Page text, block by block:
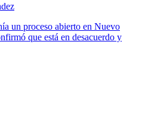
un proceso abierto en Nuevo
que está en desacuerdo y